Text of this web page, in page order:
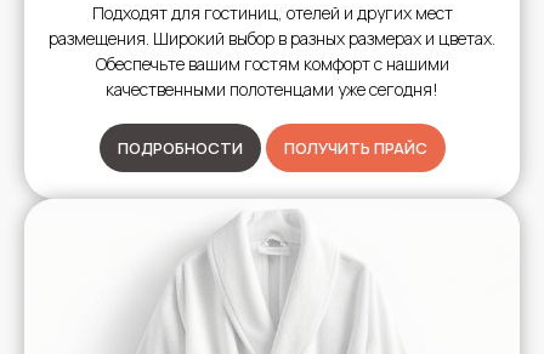
Подходят для гостиниц, отелей и других мест
размещения. Широкий выбор в разных размерах и цветах.
Обеспечьте вашим гостям комфорт с нашими
качественными полотенцами уже сегодня!
ПОДРОБНОСТИ ПОЛУЧИТЬ ПРАЙС